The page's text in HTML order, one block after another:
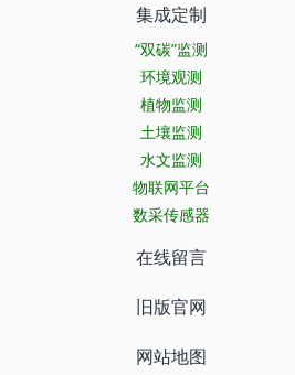
集成定制
“双碳”监测
环境观测
植物监测
土壤监测
水文监测
物联网平台
数采传感器
在线留言
旧版官网
网站地图